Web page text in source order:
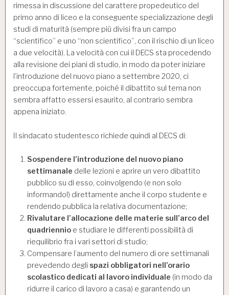
rimessa in discussione del carattere propedeutico del
primo anno di liceo e la conseguente specializzazione degli
studi di maturità (sempre più divisi fra un campo
“scientifico” e uno “non scientifico”, con il rischio di un liceo
a due velocità). La velocità con cui il DECS sta procedendo
alla revisione dei piani di studio, in modo da poter iniziare
l’introduzione del nuovo piano a settembre 2020, ci
preoccupa fortemente, poiché il dibattito sul tema non
sembra affatto essersi esaurito, al contrario sembra
appena iniziato.
Il sindacato studentesco richiede quindi al DECS di:
Sospendere l’introduzione del nuovo piano
settimanale delle lezioni e aprire un vero dibattito
pubblico su di esso, coinvolgendo (e non solo
informando!) direttamente anche il corpo studente e
rendendo pubblica la relativa documentazione;
Rivalutare l’allocazione delle materie sull’arco del
quadriennio e studiare le differenti possibilità di
riequilibrio fra i vari settori di studio;
Compensare l’aumento del numero di ore settimanali
prevedendo degli spazi obbligatori nell’orario
scolastico dedicati al lavoro individuale (in modo da
ridurre il carico di lavoro a casa) e garantendo un